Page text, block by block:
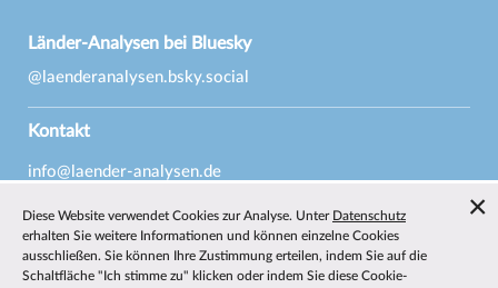
Länder-Analysen bei Bluesky
@laenderanalysen.bsky.social
Kontakt
info@laender-analysen.de
Fax: 0421/218-69607
Redaktionen
Diese Website verwendet Cookies zur Analyse. Unter Datenschutz
erhalten Sie weitere Informationen und können einzelne Cookies
ausschließen. Sie können Ihre Zustimmung erteilen, indem Sie auf die
Schaltfläche "Ich stimme zu" klicken oder indem Sie diese Cookie-